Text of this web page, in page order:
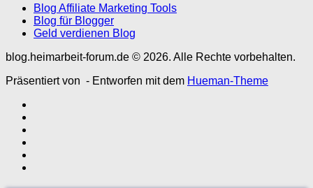
Blog Affiliate Marketing Tools
Blog für Blogger
Geld verdienen Blog
blog.heimarbeit-forum.de © 2026. Alle Rechte vorbehalten.
Präsentiert von - Entworfen mit dem Hueman-Theme